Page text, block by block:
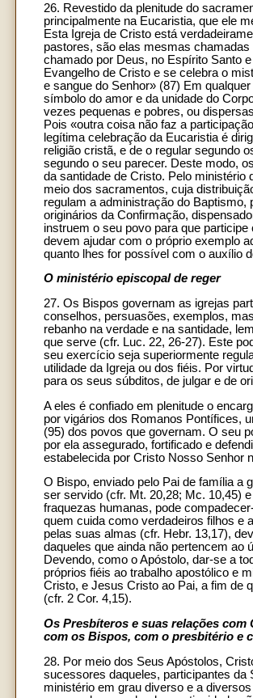
26. Revestido da plenitude do
principalmente na Eucaristia, que ele
Esta Igreja de Cristo está
pastores, são elas mesmas
chamado por Deus, no Espírito Santo
Evangelho de Cristo e se celebra o
e sangue do Senhor» (87) Em
símbolo do amor e da unidade do
vezes pequenas e pobres, ou
Pois «outra coisa não faz a
legítima celebração da Eucaristia é
religião cristã, e de o regular segundo
segundo o seu parecer. Deste modo,
da santidade de Cristo. Pelo
meio dos sacramentos, cuja
regulam a administração do
originários da Confirmação,
instruem o seu povo para que
devem ajudar com o próprio exemplo
quanto lhes for possível com o auxílio
O ministério episcopal de reger
27. Os Bispos governam as igrejas
conselhos, persuasões, exemplos,
rebanho na verdade e na santidade,
que serve (cfr. Luc. 22, 26-27). Este
seu exercício seja superiormente
utilidade da Igreja ou dos fiéis. Por
para os seus súbditos, de julgar e de
A eles é confiado em plenitude o
por vigários dos Romanos Pontífices,
(95) dos povos que governam. O seu
por ela assegurado, fortificado e
estabelecida por Cristo Nosso Senhor
O Bispo, enviado pelo Pai de família a
ser servido (cfr. Mt. 20,28; Mc. 10,45)
fraquezas humanas, pode
quem cuida como verdadeiros filhos e
pelas suas almas (cfr. Hebr. 13,17),
daqueles que ainda não pertencem ao
Devendo, como o Apóstolo, dar-se a
próprios fiéis ao trabalho apostólico e
Cristo, e Jesus Cristo ao Pai, a fim de
(cfr. 2 Cor. 4,15).
Os Presbíteros e suas relações com
com os Bispos, com o presbitério e
28. Por meio dos Seus Apóstolos,
sucessores daqueles, participantes
ministério em grau diverso e a